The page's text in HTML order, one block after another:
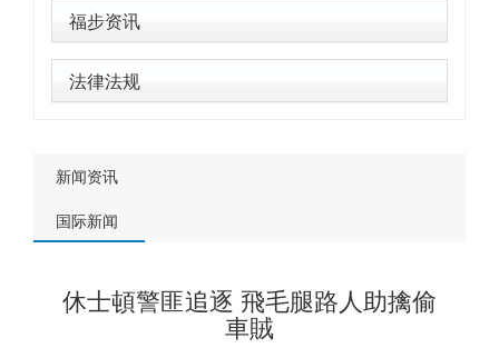
福步资讯
法律法规
新闻资讯
国际新闻
休士頓警匪追逐 飛毛腿路人助擒偷
車賊